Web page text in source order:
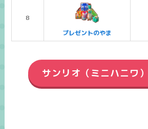
8
プレゼントのやま
サンリオ（ミニハニワ